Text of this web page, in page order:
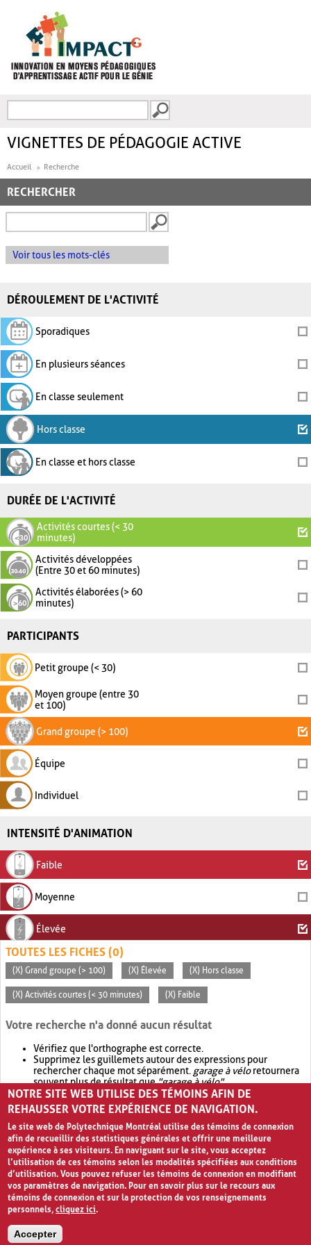
FORMULAIRE DE
VIGNETTES DE PÉDAGOGIE ACTIVE
Accueil Recherche
RECHERCHER
Voir tous les mots-clés
DÉROULEMENT DE L'ACTIVITÉ
Sporadiques
En plusieurs séances
En classe seulement
Hors classe
En classe et hors classe
DURÉE DE L'ACTIVITÉ
Activités courtes (< 30
minutes)
Activités développées
(Entre 30 et 60 minutes)
Activités élaborées (> 60
minutes)
PARTICIPANTS
Petit groupe (< 30)
Moyen groupe (entre 30
et 100)
Grand groupe (> 100)
Équipe
Individuel
INTENSITÉ D'ANIMATION
Faible
Moyenne
Élevée
TOUTES LES FICHES (0)
(X) Grand groupe (> 100) (X) Élevée (X) Hors classe
(X) Activités courtes (< 30 minutes) (X) Faible
Votre recherche n'a donné aucun résultat
Vérifiez que l'orthographe est correcte.
Supprimez les guillemets autour des expressions pour
rechercher chaque mot séparément. garage à véloretournera
souvent plus de résultat que"garage à vélo".
Envisagez d'élargir votre recherche avec OR.garage OR vélo
retournera souvent plus de résultat quegarage à vélo
NOTRE SITE WEB UTILISE DES TÉMOINS AFIN DE
REHAUSSER VOTRE EXPÉRIENCE DE NAVIGATION.
Le site web de Polytechnique Montréal utilise des témoins de connexion
afin de recueillir des statistiques générales et offrir une meilleure
expérience à ses visiteurs. En naviguant sur le site, vous acceptez
l’utilisation de ces témoins selon les modalités spécifiées aux conditions
d’utilisation. Vous pouvez refuser les témoins de connexion en modifiant
vos paramètres de navigation. Pour en savoir plus sur le recours aux
témoins de connexion et sur la protection de vos renseignements
personnels,cliquez ici.
Accepter